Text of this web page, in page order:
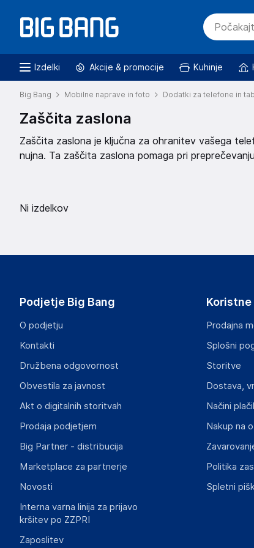
Izdelki Akcije & promocije Kuhinje
Big Bang Mobilne naprave in foto Dodatki za telefone in
Zaščita zaslona
Zaščita zaslona je ključna za ohranitev vašega
nujna. Ta zaščita zaslona pomaga pri
Ni izdelkov
Podjetje Big Bang
O podjetju
Kontakti
Družbena odgovornost
Obvestila za javnost
Akt o digitalnih storitvah
Prodaja podjetjem
Big Partner - distribucija
Marketplace za partnerje
Novosti
Interna varna linija za prijavo
kršitev po ZZPRI
Zaposlitev
Prodajna
Splošni
Storitve
Dostava,
Načini
Nakup na
Politika
Spletni